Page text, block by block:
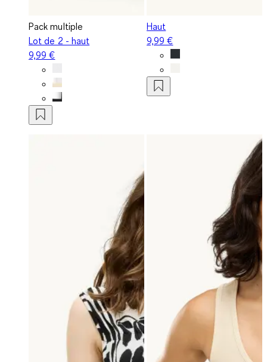
Pack multiple
Lot de 2 - haut
9,99 €
Haut
9,99 €